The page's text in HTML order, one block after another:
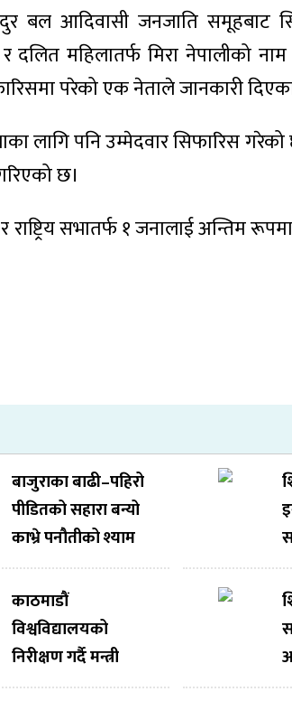
बल आदिवासी जनजाति समूहबाट
महिलातर्फ मिरा नेपालीको
परेको एक नेताले जानकारी
लागि पनि उम्मेदवार सिफारिस गरेको
छ।
राष्ट्रिय सभातर्फ १ जनालाई अन्तिम
बाजुराका बाढी–पहिरो
पीडितको सहारा बन्यो
काभ्रे पनौतीको श्याम
फुलुमाया फाउन्डेसन
काठमाडौं
विश्वविद्यालयको
निरीक्षण गर्दै मन्त्री
महावीर पुन, अनुसन्धान